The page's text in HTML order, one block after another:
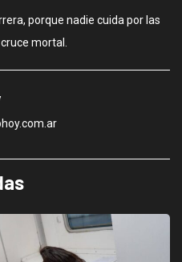
porque nadie cuida por las
mortal.